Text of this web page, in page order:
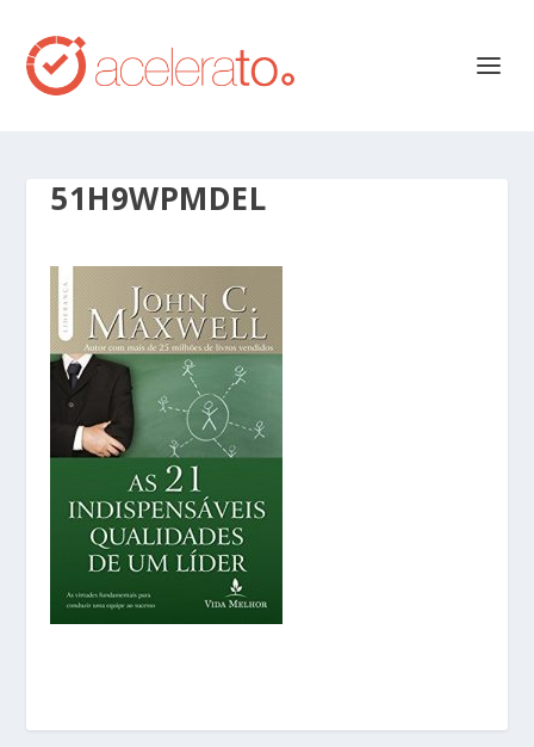
51H9WPMDEL